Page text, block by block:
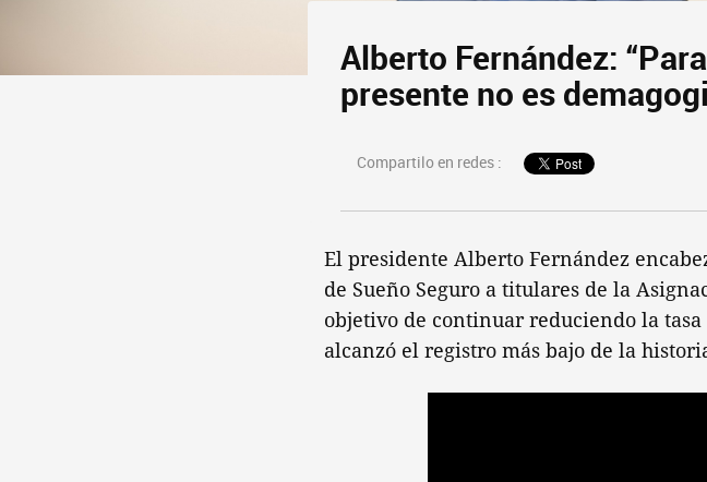
Alberto Fernández:
presente no es
Compartilo en redes :
El presidente Alberto Fernández
de Sueño Seguro a titulares de la
objetivo de continuar reduciendo la
alcanzó el registro más bajo de la